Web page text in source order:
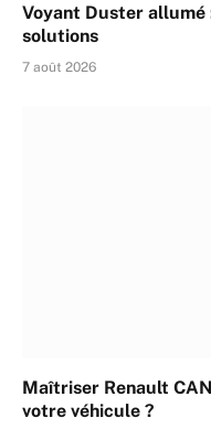
Voyant Duster allumé
solutions
7 août 2026
Maîtriser Renault
votre véhicule ?